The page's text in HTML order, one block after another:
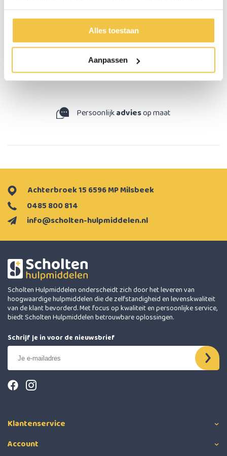
Alles toestaan
Aanpassen
Persoonlijk advies
Start chat
Persoonlijkadviesop maat
info@scholten-hulpmiddelen.nl
0485 800 814
Achterbroek 15 6596 MP Milsbeek
Scholten Hulpmiddelen onderscheidt zich door het leveren van
hoogwaardige hulpmiddelen die de zelfstandigheid en levenskwaliteit
van de klant bevorderd. Met focus op kwaliteit en persoonlijke service,
biedt Scholten Hulpmiddelen betrouwbare oplossingen.
Schrijf je in voor de nieuwsbrief
Klantenservice
Account